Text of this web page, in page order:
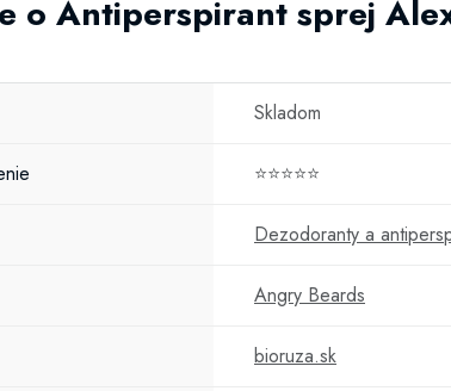
o Antiperspirant sprej
Skladom
⭐⭐⭐⭐⭐
Dezodoranty a
Angry Beards
bioruza.sk